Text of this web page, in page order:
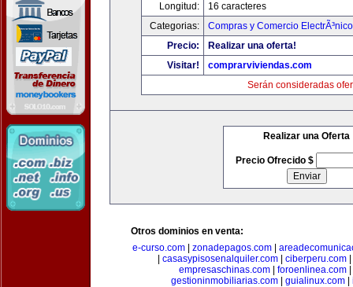
Longitud:
16 caracteres
Categorias:
Compras y Comercio ElectrÃ³nico
Precio:
Realizar una oferta!
Visitar!
comprarviviendas.com
Serán consideradas
Realizar una Oferta
Precio Ofrecido $
Otros dominios en venta:
e-curso.com| zonadepagos.com|
casasypisosenalquiler.com ciberperu.com
empresaschinas.com| foroenlinea.com|
gestioninmobiliarias.com| guialinux.com|